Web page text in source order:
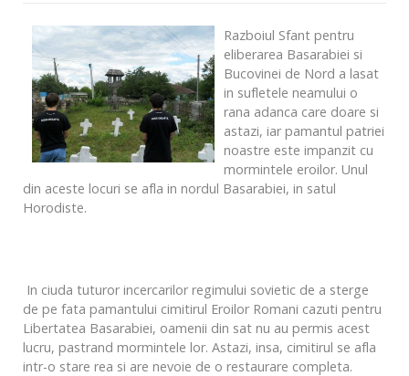
Razboiul Sfant pentru
eliberarea Basarabiei si
Bucovinei de Nord a lasat
in sufletele neamului o
rana adanca care doare si
astazi, iar pamantul patriei
noastre este impanzit cu
mormintele eroilor. Unul
din aceste locuri se afla in nordul Basarabiei, in satul
Horodiste.
In ciuda tuturor incercarilor regimului sovietic de a sterge
de pe fata pamantului cimitirul Eroilor Romani cazuti pentru
Libertatea Basarabiei, oamenii din sat nu au permis acest
lucru, pastrand mormintele lor. Astazi, insa, cimitirul se afla
intr-o stare rea si are nevoie de o restaurare completa.